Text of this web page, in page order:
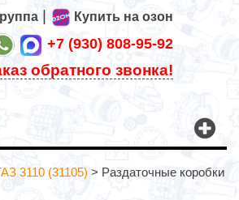
Купить на озон
+7 (930) 808-95-92
обратного звонка!
3110 (31105) > Раздаточные коробки